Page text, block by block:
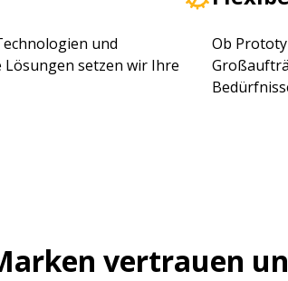
und
setzen wir Ihre
Ob
vertrauen